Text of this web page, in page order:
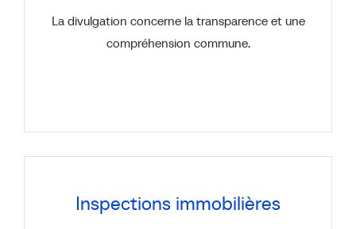
La divulgation concerne la transparence et une
compréhension commune.
Inspections immobilières